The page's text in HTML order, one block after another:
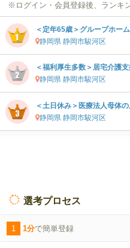
※ログイン・会員登録後、ランキ
＜定年65歳＞グループホー
静岡県 静岡市駿河区
静岡県 静岡市駿河区
静岡県 静岡市駿河区
選考プロセス
1 1分で簡単登録